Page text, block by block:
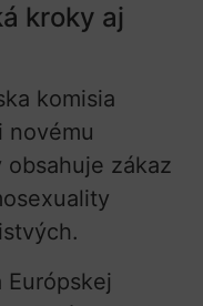
kroky aj
komisia
novému
obsahuje zákaz